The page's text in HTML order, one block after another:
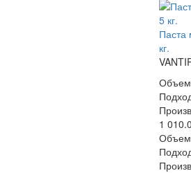
Паста
кг.
1